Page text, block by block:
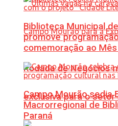
Rodada de Negócios
exclusiva para o
Biblioteca Municipal
promove
comemoração ao
Campo Mourão sedia
Macrorregional de
Paraná